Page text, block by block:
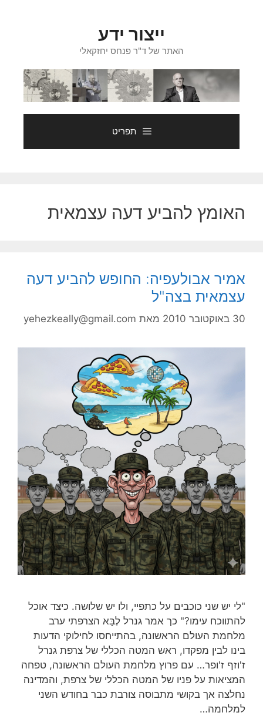
ייצור ידע
האתר של ד"ר פנחס יחזקאלי
תפריט
האומץ להביע דעה עצמאית
אמיר אבולעפיה: החופש להביע דעה
עצמאית בצה"ל
30 באוקטובר 2010 מאת yehezkeally@gmail.com
"לי יש שני כוכבים על כתפיי, ולו יש שלושה. כיצד אוכל
להתווכח עימו?" כך אמר גנרל לֶבָּא הצרפתי ערב
מלחמת העולם הראשונה, בהתייחסו לחילוקי הדעות
בינו לבין מפקדו, ראש המטה הכללי של צרפת גנרל
ז'וזף ז'ופר… עם פרוץ מלחמת העולם הראשונה, טפחה
המציאות על פניו של המטה הכללי של צרפת, והמדינה
נחלצה אך בקושי מתבוסה צורבת כבר בחודש השני
למלחמה…